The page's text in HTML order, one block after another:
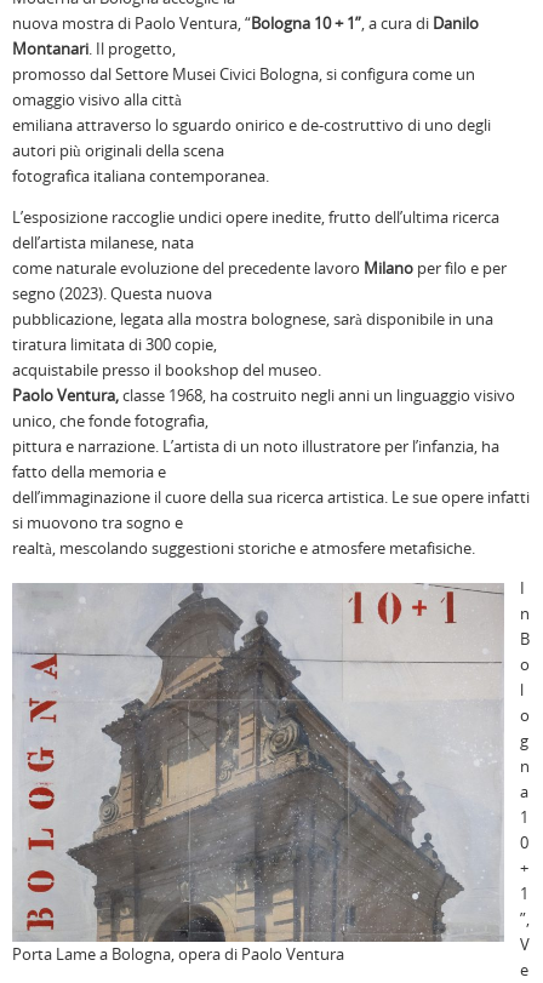
nuova mostra di Paolo Ventura, “Bologna 10 + 1”, a cura di Danilo
Montanari. Il progetto,
promosso dal Settore Musei Civici Bologna, si configura come un
omaggio visivo alla città
emiliana attraverso lo sguardo onirico e de-costruttivo di uno degli
autori più originali della scena
fotografica italiana contemporanea.
L’esposizione raccoglie undici opere inedite, frutto dell’ultima ricerca
dell’artista milanese, nata
come naturale evoluzione del precedente lavoro Milano per filo e per
segno (2023). Questa nuova
pubblicazione, legata alla mostra bolognese, sarà disponibile in una
tiratura limitata di 300 copie,
acquistabile presso il bookshop del museo.
Paolo Ventura,classe 1968, ha costruito negli anni un linguaggio visivo
unico, che fonde fotografia,
pittura e narrazione. L’artista di un noto illustratore per l’infanzia, ha
fatto della memoria e
dell’immaginazione il cuore della sua ricerca artistica. Le sue opere infatti
si muovono tra sogno e
realtà, mescolando suggestioni storiche e atmosfere metafisiche.
Porta Lame a Bologna, opera di Paolo Ventura
I
n
B
o
l
o
g
n
a
1
0
+
1
”,
V
e